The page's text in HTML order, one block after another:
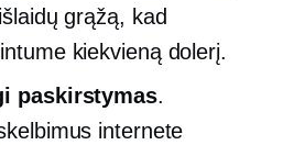
grąžą, kad
kiekvieną dolerį.
paskirstymas.
internete